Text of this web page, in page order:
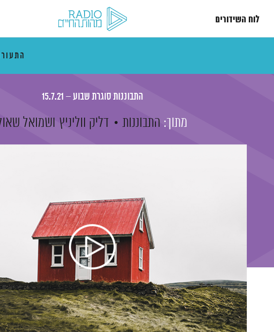
לוח השידורים
התבוננות סוגרת שבוע – 15.7.21
מתוך: התבוננות דליק ווליניץ ושמואל